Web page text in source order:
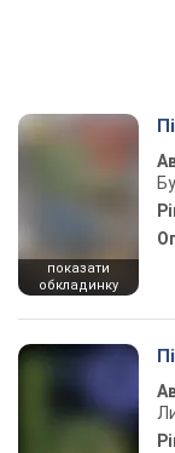
показати
обкладинку